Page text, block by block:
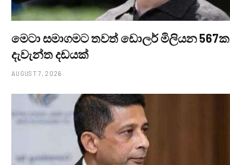
මෙටා සමාගමට තවත් ඩොලර් මිලියන 567ක
දැවැන්ත දඩයක්
AUGUST 7, 2026